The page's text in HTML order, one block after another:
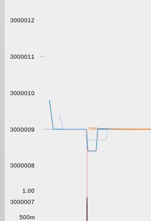
0.00000007
0.00000008
0.00000009
0.00000010
0.00000011
0.00000012
500m
1.00